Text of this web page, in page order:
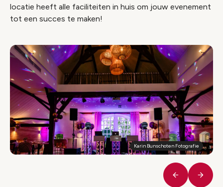
locatie heeft alle faciliteiten in huis om jouw evenement
tot een succes te maken!
Karin Bunschoten Fotografie
Vorige